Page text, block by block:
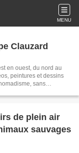
MENU
Clauzard
au
peintures et dessins
sans
de plein air
sauvages